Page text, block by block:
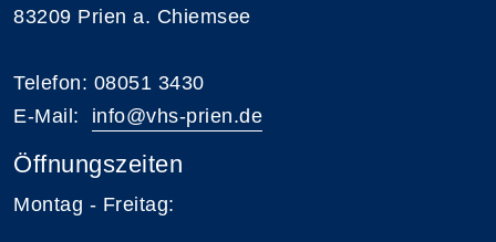
83209 Prien a. Chiemsee
Telefon: 08051 3430
E-Mail: info@vhs-prien.de
Öffnungszeiten
Montag - Freitag: